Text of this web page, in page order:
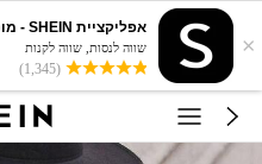
×
אפליקציית SHEIN - מוכן, הכן, סטייל!
שווה לנסות, שווה לקנות
(1,345)